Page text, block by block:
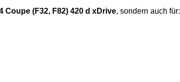
Coupe (F32, F82) 420 d xDrive, sondern auch für: